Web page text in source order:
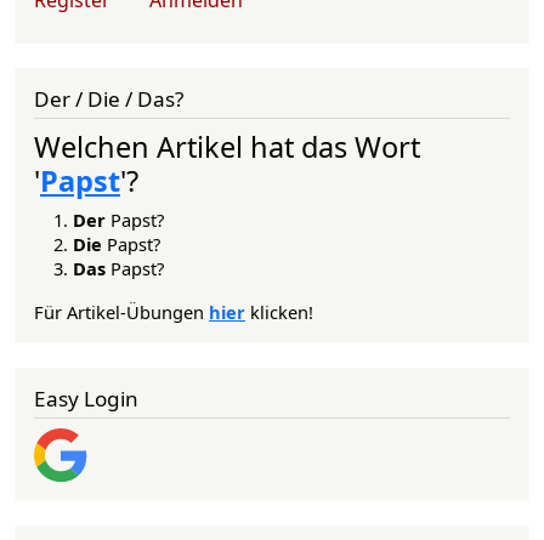
Der / Die / Das?
Welchen Artikel hat das Wort
'Papst'?
Der Papst?
Die Papst?
Das Papst?
Für Artikel-Übungen hier klicken!
Easy Login